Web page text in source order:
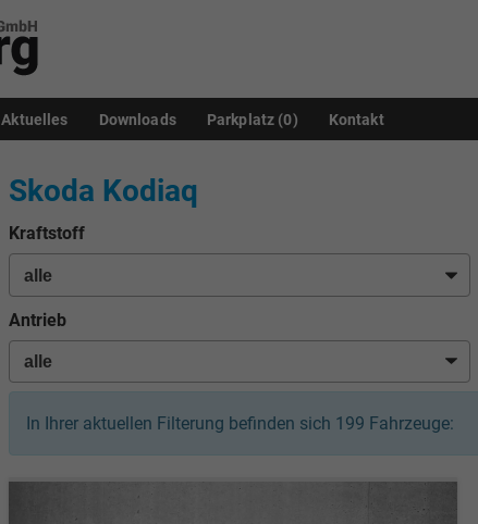
Aktuelles Downloads Parkplatz (0) Kontakt
Skoda Kodiaq
Kraftstoff
Antrieb
In Ihrer aktuellen Filterung befinden sich 199 Fahrzeuge: